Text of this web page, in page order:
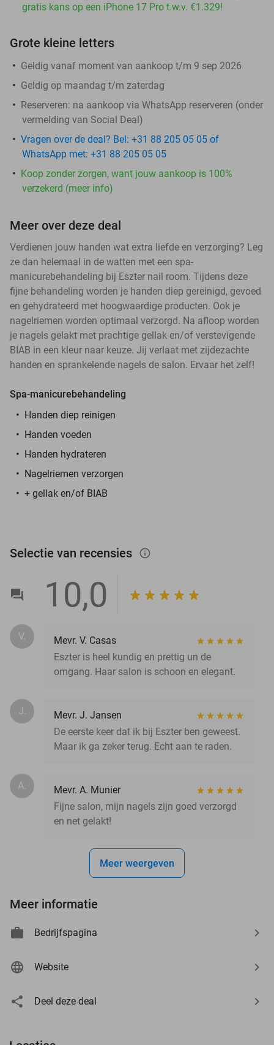
gratis kans op een iPhone 17 Pro t.w.v. €1.329!
Grote kleine letters
Geldig vanaf moment van aankoop t/m 9 sep 2026
Geldig op maandag t/m zaterdag
Reserveren: na aankoop via WhatsApp reserveren (onder
vermelding van Social Deal)
Vragen over de deal? Bel: +31 88 205 05 05 of
WhatsApp met: +31 88 205 05 05
Koop zonder zorgen, want jouw aankoop is 100%
verzekerd (meer info)
Meer over deze deal
Verdienen jouw handen wat extra liefde en verzorging? Leg
ze dan helemaal in de watten met een spa-
manicurebehandeling bij Eszter nail room. Tijdens deze
fijne behandeling worden je handen diep gereinigd, gevoed
en gehydrateerd met hoogwaardige producten. Ook je
nagelriemen worden optimaal verzorgd. Na afloop worden
je nagels gelakt met prachtige gellak en/of verstevigende
BIAB in een kleur naar keuze. Jij verlaat met zijdezachte
handen en sprankelende nagels de salon. Ervaar het zelf!
Spa-manicurebehandeling
Handen diep reinigen
Handen voeden
Handen hydrateren
Nagelriemen verzorgen
+ gellak en/of BIAB
Selectie van recensies info_outlined
10,0
V.
Mevr. V. Casas
Eszter is heel kundig en prettig un de
omgang. Haar salon is schoon en elegant.
J.
Mevr. J. Jansen
De eerste keer dat ik bij Eszter ben geweest.
Maar ik ga zeker terug. Echt aan te raden.
A.
Mevr. A. Munier
Fijne salon, mijn nagels zijn goed verzorgd
en net gelakt!
Meer weergeven
Meer informatie
Bedrijfspagina
Website
Deel deze deal